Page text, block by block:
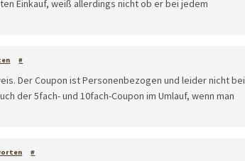
Einkauf, weiß allerdings nicht ob er bei jedem
#
Der Coupon ist Personenbezogen und leider nicht bei
der 5fach- und 10fach-Coupon im Umlauf, wenn man
#